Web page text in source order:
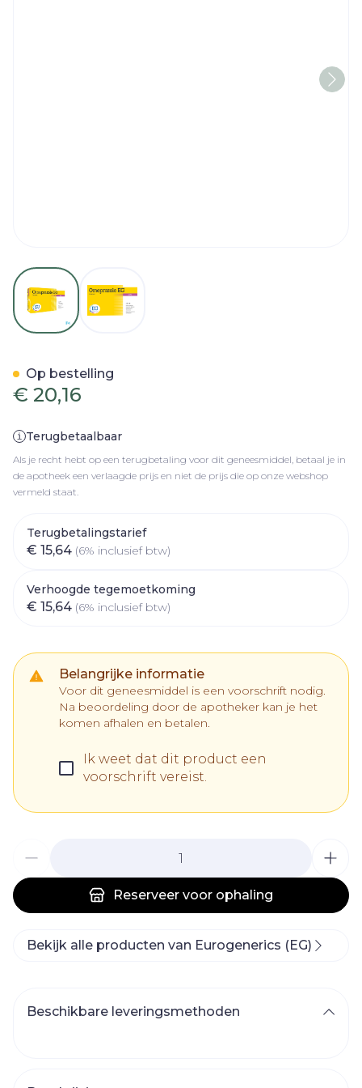
View larger image
€ 20,16
Terugbetaalbaar
Als je recht hebt op een terugbetaling voor dit geneesmiddel, betaal je in
de apotheek een verlaagde prijs en niet de prijs die op onze webshop
vermeld staat.
Terugbetalingstarief
€ 15,64 (6% inclusief btw)
Verhoogde tegemoetkoming
€ 15,64 (6% inclusief btw)
Belangrijke informatie
Voor dit geneesmiddel is een voorschrift nodig.
Na beoordeling door de apotheker kan je het
komen afhalen en betalen.
Ik weet dat dit product een
voorschrift vereist.
Reserveer voor ophaling
Op bestelling
Bekijk alle producten van Eurogenerics (EG)
Beschikbare leveringsmethoden